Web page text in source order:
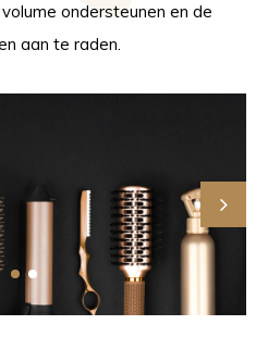
ondersteunen en de
aan te raden.